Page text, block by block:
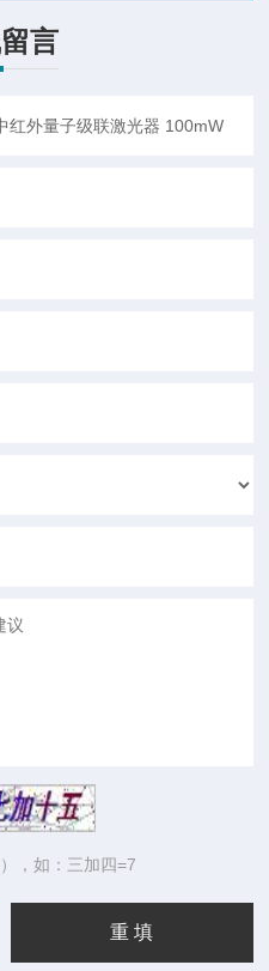
言
，如：三加四=7